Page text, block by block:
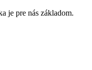
je pre nás základom.